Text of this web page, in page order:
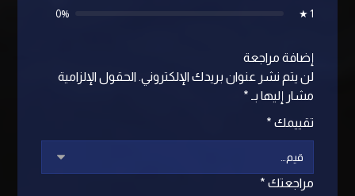
1 ★
0%
إضافة مراجعة
لن يتم نشر عنوان بريدك الإلكتروني. الحقول الإلزامية
مشار إليها بـ *
تقييمك *
مراجعتك *